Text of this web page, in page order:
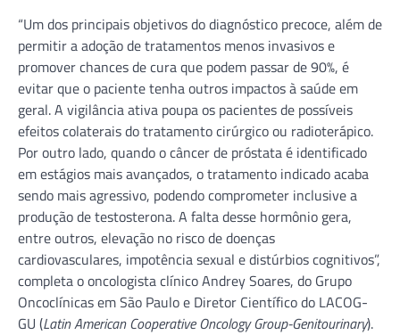
“Um dos principais objetivos do diagnóstico precoce, além de
permitir a adoção de tratamentos menos invasivos e
promover chances de cura que podem passar de 90%, é
evitar que o paciente tenha outros impactos à saúde em
geral. A vigilância ativa poupa os pacientes de possíveis
efeitos colaterais do tratamento cirúrgico ou radioterápico.
Por outro lado, quando o câncer de próstata é identificado
em estágios mais avançados, o tratamento indicado acaba
sendo mais agressivo, podendo comprometer inclusive a
produção de testosterona. A falta desse hormônio gera,
entre outros, elevação no risco de doenças
cardiovasculares, impotência sexual e distúrbios cognitivos”,
completa o oncologista clínico Andrey Soares, do Grupo
Oncoclínicas em São Paulo e Diretor Científico do LACOG-
GU (Latin American Cooperative Oncology Group-Genitourinary).